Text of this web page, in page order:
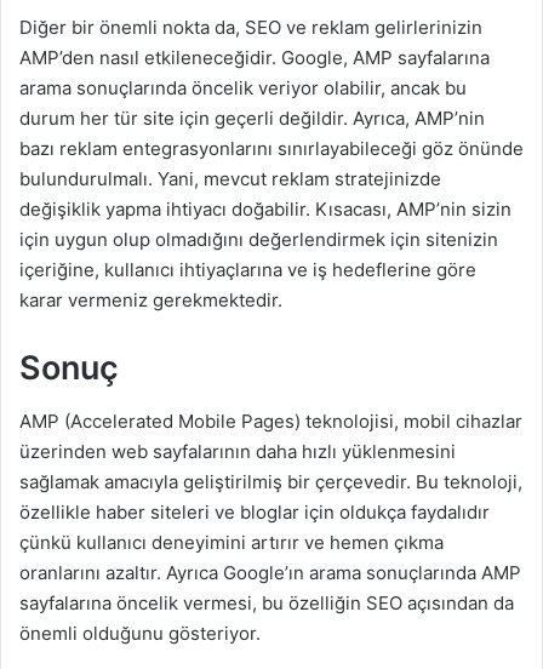
Diğer bir önemli nokta da, SEO ve reklam gelirlerinizin
AMP’den nasıl etkileneceğidir. Google, AMP sayfalarına
arama sonuçlarında öncelik veriyor olabilir, ancak bu
durum her tür site için geçerli değildir. Ayrıca, AMP’nin
bazı reklam entegrasyonlarını sınırlayabileceği göz önünde
bulundurulmalı. Yani, mevcut reklam stratejinizde
değişiklik yapma ihtiyacı doğabilir. Kısacası, AMP’nin sizin
için uygun olup olmadığını değerlendirmek için sitenizin
içeriğine, kullanıcı ihtiyaçlarına ve iş hedeflerine göre
karar vermeniz gerekmektedir.
Sonuç
AMP (Accelerated Mobile Pages) teknolojisi, mobil cihazlar
üzerinden web sayfalarının daha hızlı yüklenmesini
sağlamak amacıyla geliştirilmiş bir çerçevedir. Bu teknoloji,
özellikle haber siteleri ve bloglar için oldukça faydalıdır
çünkü kullanıcı deneyimini artırır ve hemen çıkma
oranlarını azaltır. Ayrıca Google’ın arama sonuçlarında AMP
sayfalarına öncelik vermesi, bu özelliğin SEO açısından da
önemli olduğunu gösteriyor.